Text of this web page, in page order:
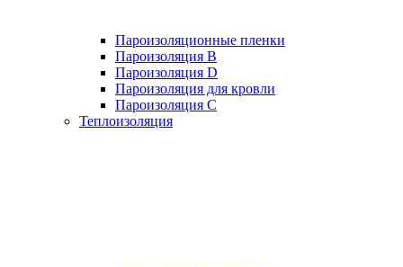
Пароизоляционные пленки
Пароизоляция B
Пароизоляция D
Пароизоляция для кровли
Пароизоляция С
Теплоизоляция